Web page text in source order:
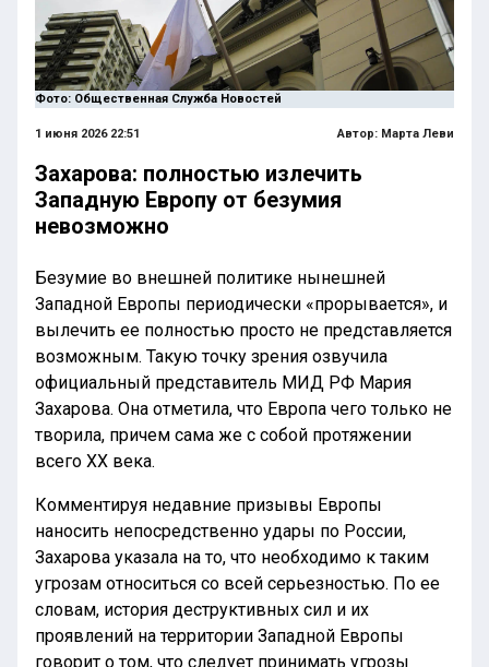
Фото: Общественная Служба Новостей
1 июня 2026 22:51 Автор: Марта Леви
Захарова: полностью излечить
Западную Европу от безумия
невозможно
Безумие во внешней политике нынешней
Западной Европы периодически «прорывается», и
вылечить ее полностью просто не представляется
возможным. Такую точку зрения озвучила
официальный представитель МИД РФ Мария
Захарова. Она отметила, что Европа чего только не
творила, причем сама же с собой протяжении
всего XX века.
Комментируя недавние призывы Европы
наносить непосредственно удары по России,
Захарова указала на то, что необходимо к таким
угрозам относиться со всей серьезностью. По ее
словам, история деструктивных сил и их
проявлений на территории Западной Европы
говорит о том, что следует принимать угрозы